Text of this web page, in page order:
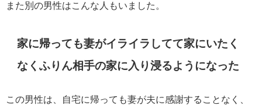
また別の男性はこんな人もいました。
家に帰っても妻がイライラしてて家にいたく
なくふりん相手の家に入り浸るようになった
この男性は、自宅に帰っても妻が夫に感謝することなく、